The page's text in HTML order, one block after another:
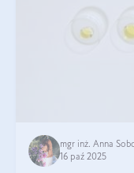
mgr inż. Anna
16 paź 2025